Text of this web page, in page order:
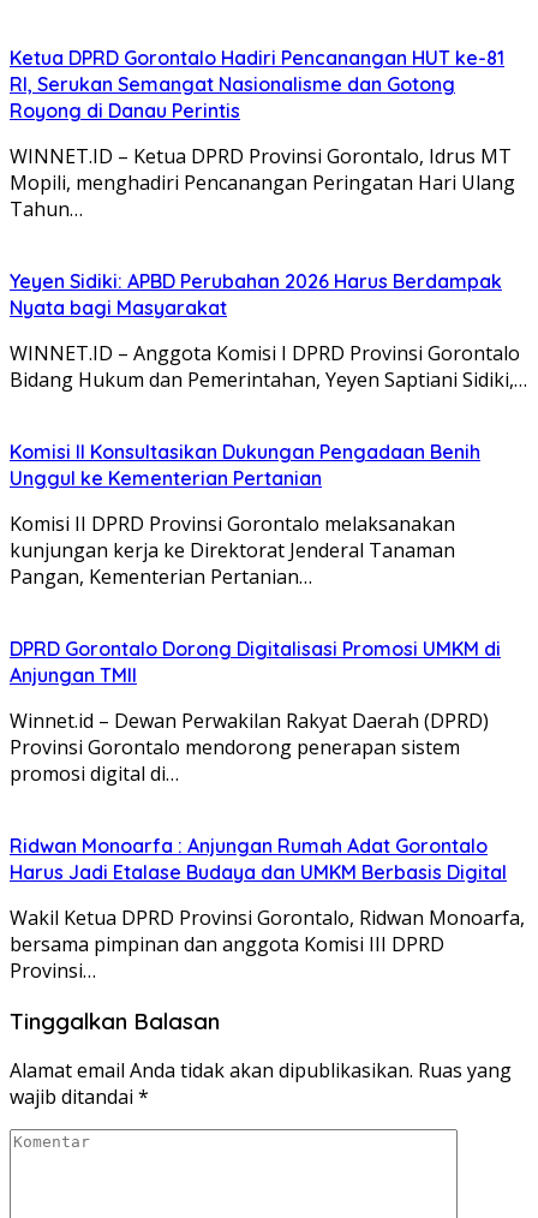
Ketua DPRD Gorontalo Hadiri Pencanangan HUT ke-81
RI, Serukan Semangat Nasionalisme dan Gotong
Royong di Danau Perintis
WINNET.ID – Ketua DPRD Provinsi Gorontalo, Idrus MT
Mopili, menghadiri Pencanangan Peringatan Hari Ulang
Tahun…
Yeyen Sidiki: APBD Perubahan 2026 Harus Berdampak
Nyata bagi Masyarakat
WINNET.ID – Anggota Komisi I DPRD Provinsi Gorontalo
Bidang Hukum dan Pemerintahan, Yeyen Saptiani Sidiki,…
Komisi II Konsultasikan Dukungan Pengadaan Benih
Unggul ke Kementerian Pertanian
Komisi II DPRD Provinsi Gorontalo melaksanakan
kunjungan kerja ke Direktorat Jenderal Tanaman
Pangan, Kementerian Pertanian…
DPRD Gorontalo Dorong Digitalisasi Promosi UMKM di
Anjungan TMII
Winnet.id – Dewan Perwakilan Rakyat Daerah (DPRD)
Provinsi Gorontalo mendorong penerapan sistem
promosi digital di…
Ridwan Monoarfa : Anjungan Rumah Adat Gorontalo
Harus Jadi Etalase Budaya dan UMKM Berbasis Digital
Wakil Ketua DPRD Provinsi Gorontalo, Ridwan Monoarfa,
bersama pimpinan dan anggota Komisi III DPRD
Provinsi…
Tinggalkan Balasan
Alamat email Anda tidak akan dipublikasikan. Ruas yang
wajib ditandai *